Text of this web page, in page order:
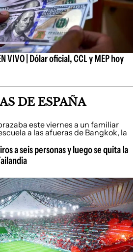
VIVO | Dólar oficial, CCL y MEP hoy
DE ESPAÑA
a seis personas y luego se quita la